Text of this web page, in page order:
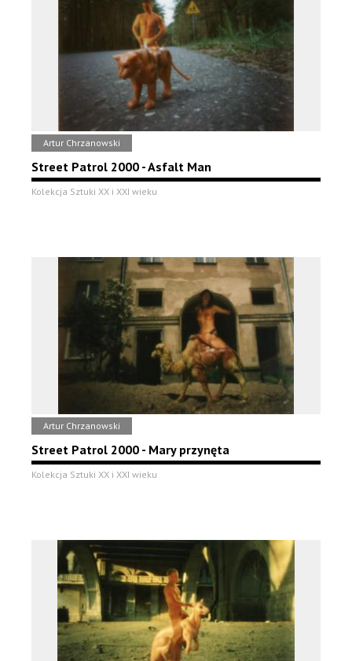
Artur Chrzanowski
Street Patrol 2000 - Asfalt Man
Kolekcja Sztuki XX i XXI wieku
Artur Chrzanowski
Street Patrol 2000 - Mary przynęta
Kolekcja Sztuki XX i XXI wieku